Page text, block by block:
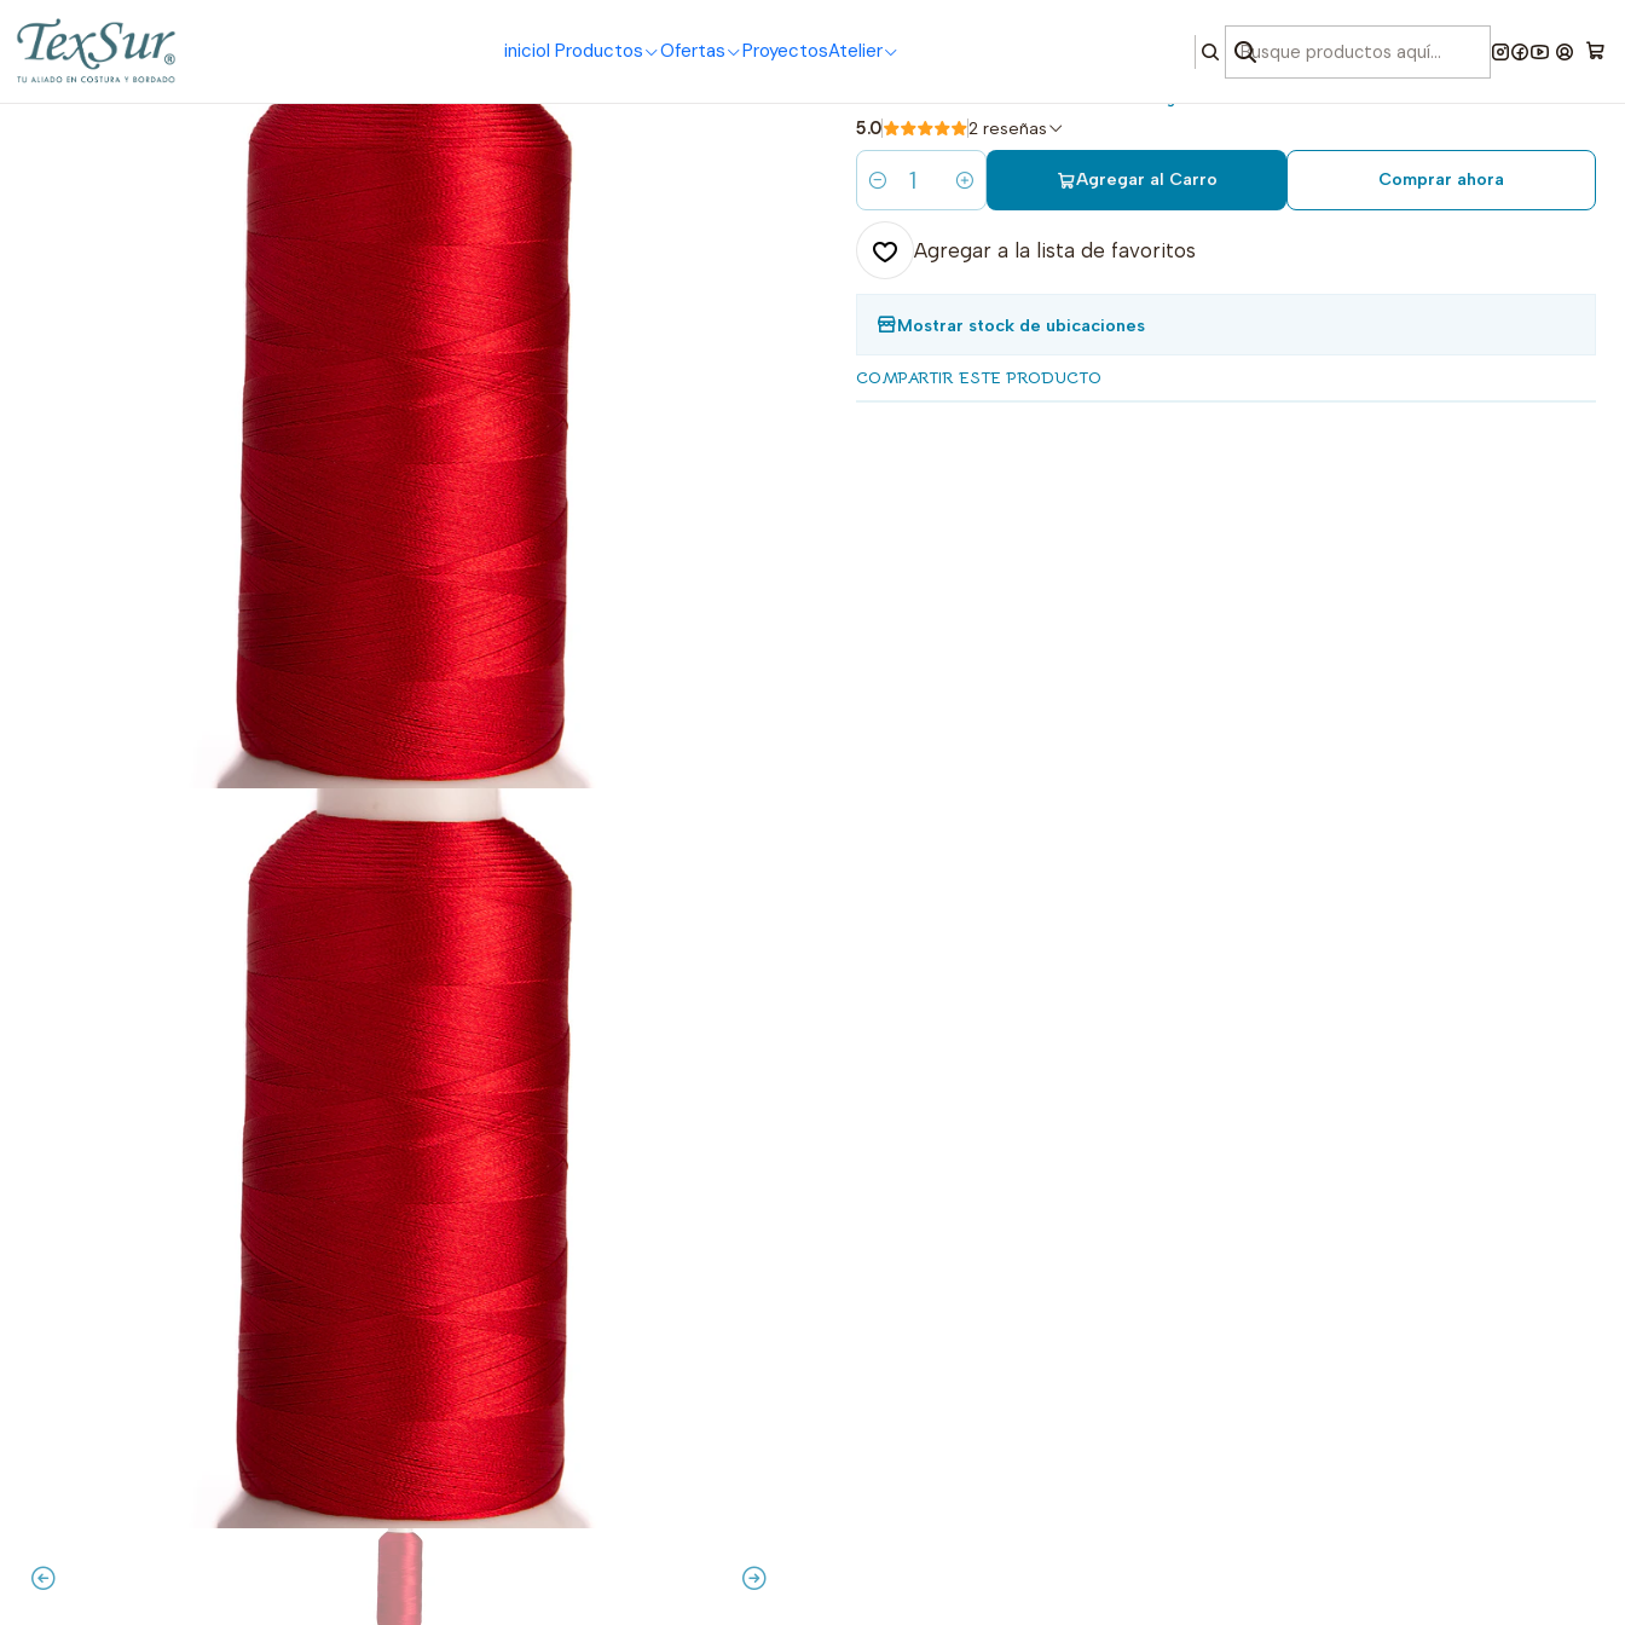
inicioI Productos Ofertas ProyectosAtelier
|
1412 hilo bordar rojo 4000 mts
5.0 2 reseñas
Cantidad
Agregar al Carro Comprar ahora
Agregar a la lista de favoritos
Mostrar stock de ubicaciones
COMPARTIR ESTE PRODUCTO